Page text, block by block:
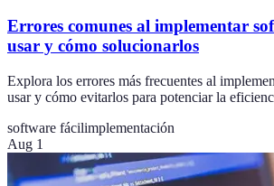
Errores comunes al implementar
usar y cómo solucionarlos
Explora los errores más frecuentes al
usar y cómo evitarlos para potenciar la
software fácilimplementación
Aug 1